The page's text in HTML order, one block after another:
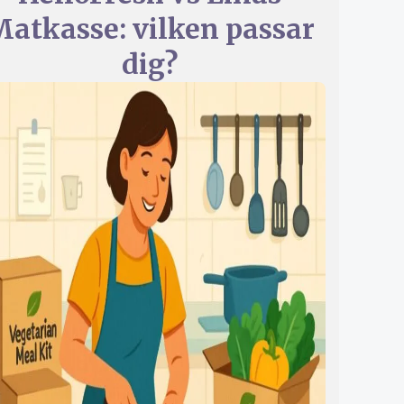
vilken passar
dig?